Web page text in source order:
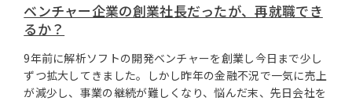
ベンチャー企業の創業社長だったが、再就職でき
るか？
9年前に解析ソフトの開発ベンチャーを創業し今日まで少し
ずつ拡大してきました。しかし昨年の金融不況で一気に売上
が減少し、事業の継続が難しくなり、悩んだ末、先日会社を